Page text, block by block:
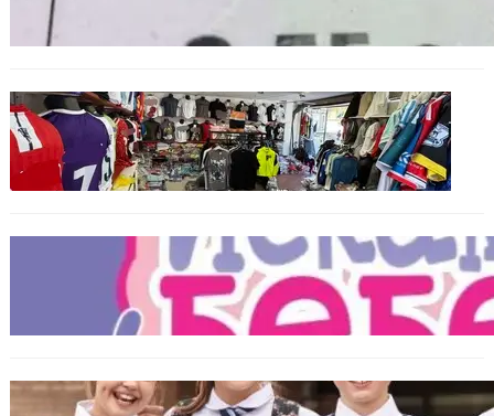
БЪЛГАРИЯ
Иззеха фалшиви стоки за близо 650 000
евро при акция във Варна и „Златни
пясъци“
Инвитро подкрепата под въпрос? „Искам
бебе“ се обяви срещу прехвърлянето на
Центъра към НЗОК
ИКОНОМИКА